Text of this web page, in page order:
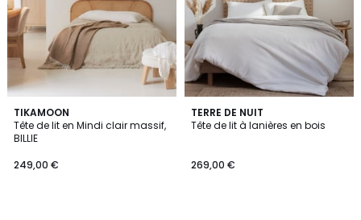
TIKAMOON
Tête de lit en Mindi clair massif,
BILLIE
249,00 €
5
/
5
TERRE DE NUIT
Tête de lit à lanières en bois
269,00 €
4,5
/ 5